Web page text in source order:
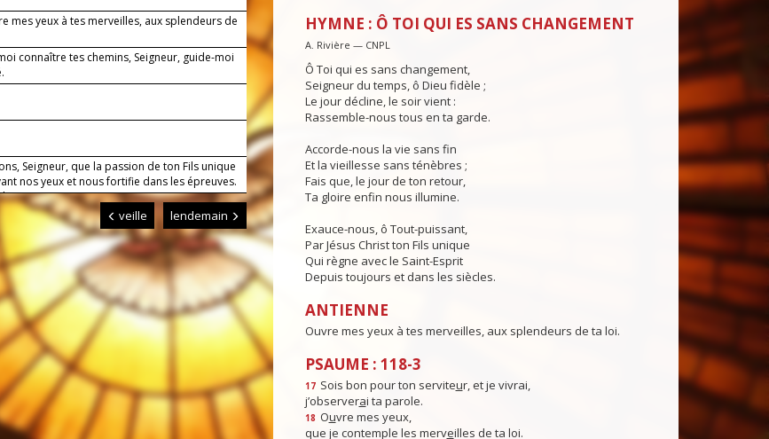
mes yeux à tes merveilles, aux splendeurs de
connaître tes chemins, Seigneur, guide-moi
Seigneur, que la passion de ton Fils unique
nos yeux et nous fortifie dans les épreuves.
notre Seigneur. Amen.
veille lendemain
HYMNE : Ô TOI QUI ES SANS CHANGEMENT
A. Rivière — CNPL
Ô Toi qui es sans changement,
Seigneur du temps, ô Dieu fidèle ;
Le jour décline, le soir vient :
Rassemble-nous tous en ta garde.
Accorde-nous la vie sans fin
Et la vieillesse sans ténèbres ;
Fais que, le jour de ton retour,
Ta gloire enfin nous illumine.
Exauce-nous, ô Tout-puissant,
Par Jésus Christ ton Fils unique
Qui règne avec le Saint-Esprit
Depuis toujours et dans les siècles.
ANTIENNE
Ouvre mes yeux à tes merveilles, aux splendeurs de ta loi.
PSAUME : 118-3
17 Sois bon pour ton serviteur, et je vivrai,
j’observerai ta parole.
18 Ouvre mes yeux,
que je contemple les merveilles de ta loi.